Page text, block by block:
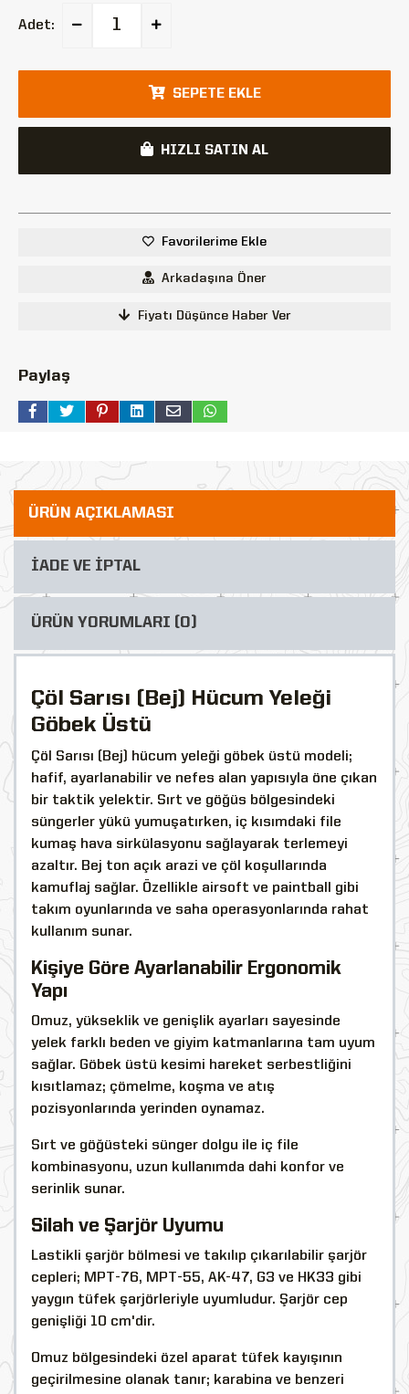
Adet:
SEPETE EKLE
HIZLI SATIN AL
Favorilerime Ekle
Arkadaşına Öner
Fiyatı Düşünce Haber Ver
Paylaş
ÜRÜN AÇIKLAMASI
İADE VE İPTAL
ÜRÜN YORUMLARI (0)
Çöl Sarısı (Bej) Hücum Yeleği
Göbek Üstü
Çöl Sarısı (Bej) hücum yeleği göbek üstü modeli;
hafif, ayarlanabilir ve nefes alan yapısıyla öne çıkan
bir taktik yelektir. Sırt ve göğüs bölgesindeki
süngerler yükü yumuşatırken, iç kısımdaki file
kumaş hava sirkülasyonu sağlayarak terlemeyi
azaltır. Bej ton açık arazi ve çöl koşullarında
kamuflaj sağlar. Özellikle airsoft ve paintball gibi
takım oyunlarında ve saha operasyonlarında rahat
kullanım sunar.
Kişiye Göre Ayarlanabilir Ergonomik
Yapı
Omuz, yükseklik ve genişlik ayarları sayesinde
yelek farklı beden ve giyim katmanlarına tam uyum
sağlar. Göbek üstü kesimi hareket serbestliğini
kısıtlamaz; çömelme, koşma ve atış
pozisyonlarında yerinden oynamaz.
Sırt ve göğüsteki sünger dolgu ile iç file
kombinasyonu, uzun kullanımda dahi konfor ve
serinlik sunar.
Silah ve Şarjör Uyumu
Lastikli şarjör bölmesi ve takılıp çıkarılabilir şarjör
cepleri; MPT-76, MPT-55, AK-47, G3 ve HK33 gibi
yaygın tüfek şarjörleriyle uyumludur. Şarjör cep
genişliği 10 cm'dir.
Omuz bölgesindeki özel aparat tüfek kayışının
geçirilmesine olanak tanır; karabina ve benzeri